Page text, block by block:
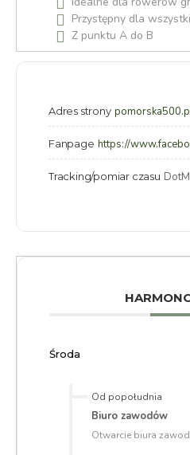
Przystępny dla
Z punktu A do B
Adres strony
Fanpage https://
Tracking/pomiar czasu
Środa
Od popołudnia
Biuro zawodów
Otwarcie biura